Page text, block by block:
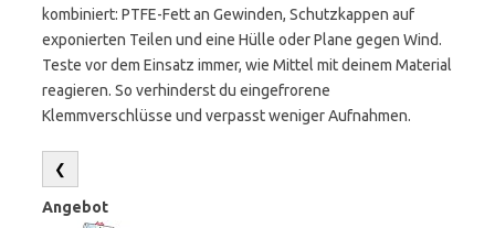
kombiniert: PTFE-Fett an Gewinden, Schutzkappen auf
exponierten Teilen und eine Hülle oder Plane gegen Wind.
Teste vor dem Einsatz immer, wie Mittel mit deinem Material
reagieren. So verhinderst du eingefrorene
Klemmverschlüsse und verpasst weniger Aufnahmen.
❮
Angebot